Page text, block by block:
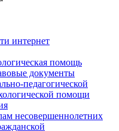
интернет
помощь
документы
педагогической
помощи
несовершеннолетних